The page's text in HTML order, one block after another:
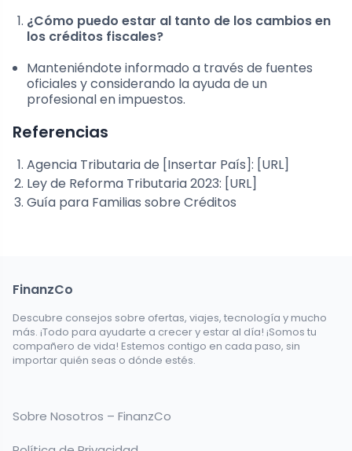
¿Cómo puedo estar al tanto de los cambios en
los créditos fiscales?
Manteniéndote informado a través de fuentes
oficiales y considerando la ayuda de un
profesional en impuestos.
Referencias
Agencia Tributaria de [Insertar País]: [URL]
Ley de Reforma Tributaria 2023: [URL]
Guía para Familias sobre Créditos
FinanzCo
Descubre consejos sobre ofertas, viajes, tecnología y mucho
más. ¡Todo para ayudarte a crecer y estar al día! ¡Somos tu
compañero de vida! Estemos contigo en cada paso, sin
importar quién seas o dónde estés.
Sobre Nosotros – FinanzCo